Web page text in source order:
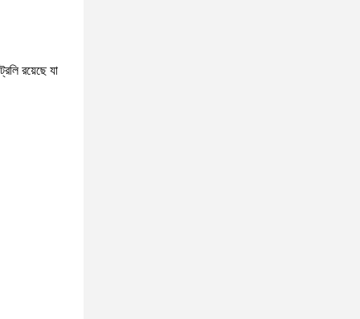
রয়েছে যা